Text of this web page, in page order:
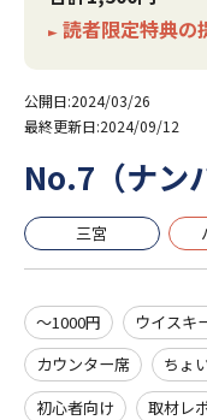
► 読者限定特典の
公開日:2024/03/26
最終更新日:2024/09/12
No.7（ナン
三宮
～1000円 ウイスキ
カウンター席
ちょ
初心者向け
取材レ